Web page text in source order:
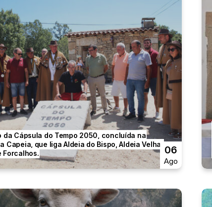
da Cápsula do Tempo 2050, concluída na
Capeia, que liga Aldeia do Bispo, Aldeia Velha,
Forcalhos.
06
Ago